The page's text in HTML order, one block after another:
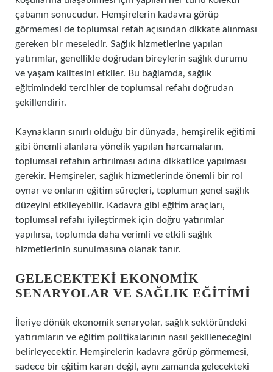
çabanın sonucudur. Hemşirelerin kadavra görüp
görmemesi de toplumsal refah açısından dikkate alınması
gereken bir meseledir. Sağlık hizmetlerine yapılan
yatırımlar, genellikle doğrudan bireylerin sağlık durumu
ve yaşam kalitesini etkiler. Bu bağlamda, sağlık
eğitimindeki tercihler de toplumsal refahı doğrudan
şekillendirir.
Kaynakların sınırlı olduğu bir dünyada, hemşirelik eğitimi
gibi önemli alanlara yönelik yapılan harcamaların,
toplumsal refahın artırılması adına dikkatlice yapılması
gerekir. Hemşireler, sağlık hizmetlerinde önemli bir rol
oynar ve onların eğitim süreçleri, toplumun genel sağlık
düzeyini etkileyebilir. Kadavra gibi eğitim araçları,
toplumsal refahı iyileştirmek için doğru yatırımlar
yapılırsa, toplumda daha verimli ve etkili sağlık
hizmetlerinin sunulmasına olanak tanır.
GELECEKTEKI EKONOMIK
SENARYOLAR VE SAĞLIK EĞITIMI
İleriye dönük ekonomik senaryolar, sağlık sektöründeki
yatırımların ve eğitim politikalarının nasıl şekilleneceğini
belirleyecektir. Hemşirelerin kadavra görüp görmemesi,
sadece bir eğitim kararı değil, aynı zamanda gelecekteki